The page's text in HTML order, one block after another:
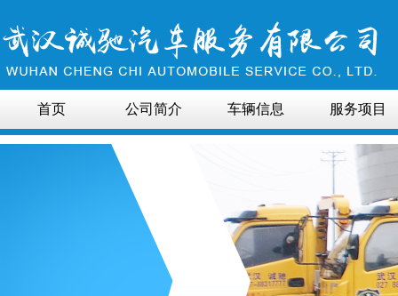
首页 公司简介 车辆信息 服务项目